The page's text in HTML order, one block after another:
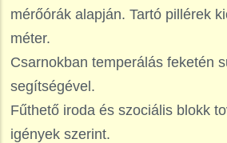
mérőórák alapján. Tartó pillérek
méter.
Csarnokban temperálás feketén
segítségével.
Fűthető iroda és szociális blokk
igények szerint.